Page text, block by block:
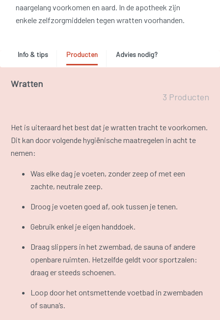
naargelang voorkomen en aard. In de apotheek zijn
enkele zelfzorgmiddelen tegen wratten voorhanden.
Info & tips Producten Advies nodig?
Wratten
3 Producten
Het is uiteraard het best dat je wratten tracht te voorkomen.
Dit kan door volgende hygiënische maatregelen in acht te
nemen:
Was elke dag je voeten, zonder zeep of met een
zachte, neutrale zeep.
Droog je voeten goed af, ook tussen je tenen.
Gebruik enkel je eigen handdoek.
Draag slippers in het zwembad, de sauna of andere
openbare ruimten. Hetzelfde geldt voor sportzalen:
draag er steeds schoenen.
Loop door het ontsmettende voetbad in zwembaden
of sauna’s.